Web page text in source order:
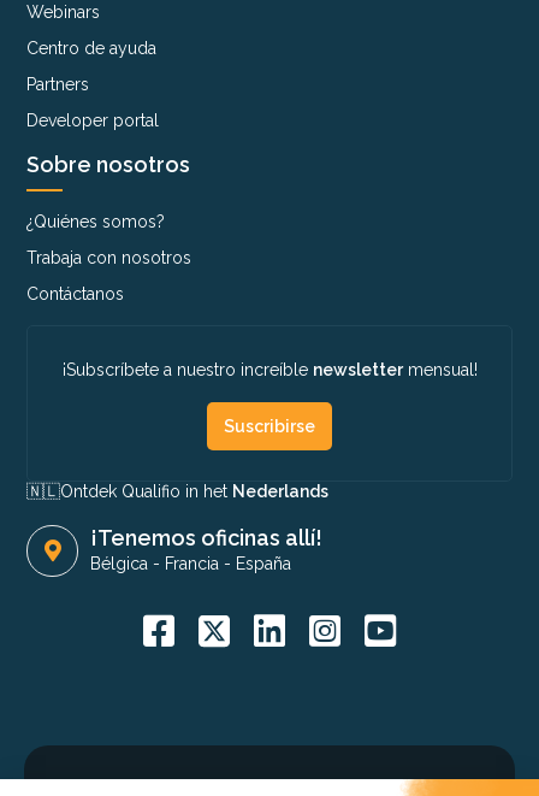
Webinars
Centro de ayuda
Partners
Developer portal
Sobre nosotros
¿Quiénes somos?
Trabaja con nosotros
Contáctanos
¡Subscríbete a nuestro increíble newslettermensual!
Suscribirse
🇳🇱​Ontdek Qualifio in het Nederlands
¡Tenemos oficinas allí!
Bélgica - Francia - España